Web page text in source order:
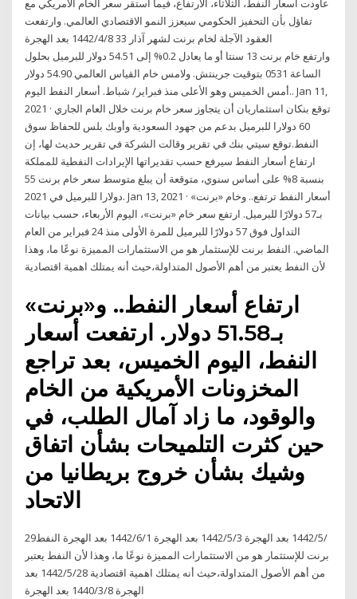
عاودت اسعار النفط، الثلاثاء، الارتفاع، فيما استقر سعر الخام الأمريكي مع
تفاؤل بأن التحفيز الحكومي سيعزز النمو الاقتصادي العالمي. وارتفعت
العقود الآجلة لخام برنت لشهر آذار 33 8‏‏/4‏‏/1442 بعد الهجرة
وارتفع خام برنت 13 سنتا أو ما يعادل 0.2% إلى 54.51 دولار للبرميل بحلول
الساعة 0531 بتوقيت جرينتش. ولامس خام القياس العالمي 54.90 دولار
أمس الخميس وهو الأعلى منذ فبراير/ شباط. أسعار النفط اليوم.. Jan 11,
2021 · توقع بنكان استثماريان أن يتجاوز سعر خام برنت خلال العام الجاري
60 دولارا للبرميل بدعم من جهود السعودية وأوبك بلس للحفاظ سوق
النفط.توقع سيتي بنك في تقرير وقالت الشركة في تقرير حديث لها، إن
ارتفاع أسعار النفط سيرفع حسب تقديراتها الإيرادات النفطية للمملكة
بنسبة 8% على أساس سنوي، متوقعة أن يبلغ متوسط سعر خام برنت 55
دولارا للبرميل في 2021. Jan 13, 2021 · أسعار النفط ترتفع.. وخام «برنت»
بـ57 دولارًا للبرميل. ارتفع سعر خام «برنت»، اليوم الأربعاء، حسب بيانات
التداول فوق 57 دولارًا للبرميل للمرة الأولى منذ 24 فبراير من العام
الماضي. النفط برنت للإستثمار هو من الاستثمارات المميزة نوعًا ما، وهذا
لأن النفط يعتبر من أهم الأصول المتداولة،حيث أنه يمتلك اهمية اقتصادية
ارتفاع أسعار النفط.. و«برنت»
بـ51.58 دولار. ارتفعت أسعار
النفط، اليوم الخميس، بعد تراجع
المخزونات الأمريكية من الخام
والوقود، ما زاد آمال الطلب، في
حين كثرت التلميحات بشأن اتفاق
وشيك بشأن خروج بريطانيا من
الاتحاد
29‏‏/5‏‏/1442 بعد الهجرة 3‏‏/5‏‏/1442 بعد الهجرة 1‏‏/6‏‏/1442 بعد الهجرة النفط
برنت للإستثمار هو من الاستثمارات المميزة نوعًا ما، وهذا لأن النفط يعتبر
من أهم الأصول المتداولة،حيث أنه يمتلك اهمية اقتصادية 28‏‏/5‏‏/1442 بعد
الهجرة 8‏‏/3‏‏/1440 بعد الهجرة